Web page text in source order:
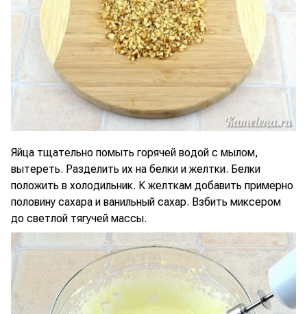
Яйца тщательно помыть горячей водой с мылом,
вытереть. Разделить их на белки и желтки. Белки
положить в холодильник. К желткам добавить примерно
половину сахара и ванильный сахар. Взбить миксером
до светлой тягучей массы.